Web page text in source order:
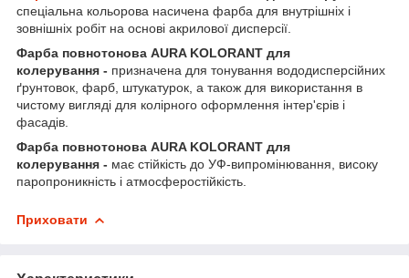
спеціальна кольорова насичена фарба для внутрішніх і
зовнішніх робіт на основі акрилової дисперсії.
Фарба повнотонова AURA KOLORANT для
колерування - призначена для тонування вододисперсійних
ґрунтовок, фарб, штукатурок, а також для використання в
чистому вигляді для колірного оформлення інтер'єрів і
фасадів.
Фарба повнотонова AURA KOLORANT для
колерування - має стійкість до УФ-випромінювання, високу
паропроникність і атмосферостійкість.
Приховати